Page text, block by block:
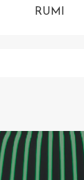
RUMI